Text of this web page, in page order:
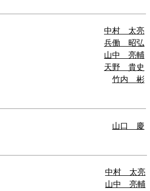
中村 太亮
兵働 昭弘
山中 亮輔
天野 貴史
竹内 彬
山口 慶
中村 太亮
山中 亮輔